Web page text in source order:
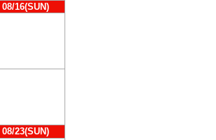
08/16(SUN)
08/23(SUN)